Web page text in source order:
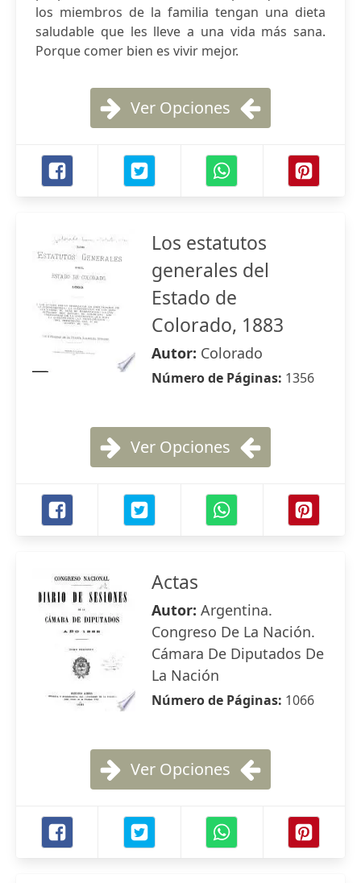
los miembros de la familia tengan una dieta
saludable que les lleve a una vida más sana.
Porque comer bien es vivir mejor.
Ver Opciones
Los estatutos
generales del
Estado de
Colorado, 1883
Autor: Colorado
Número de Páginas: 1356
Ver Opciones
Actas
Autor: Argentina.
Congreso De La Nación.
Cámara De Diputados De
La Nación
Número de Páginas: 1066
Ver Opciones